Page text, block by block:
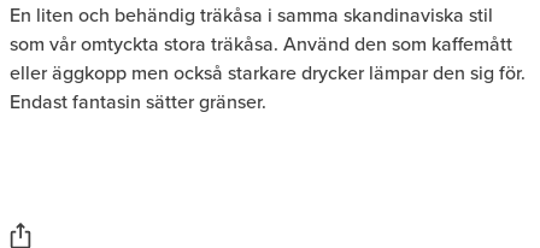
En liten och behändig träkåsa i samma skandinaviska stil
som vår omtyckta stora träkåsa. Använd den som kaffemått
eller äggkopp men också starkare drycker lämpar den sig för.
Endast fantasin sätter gränser.